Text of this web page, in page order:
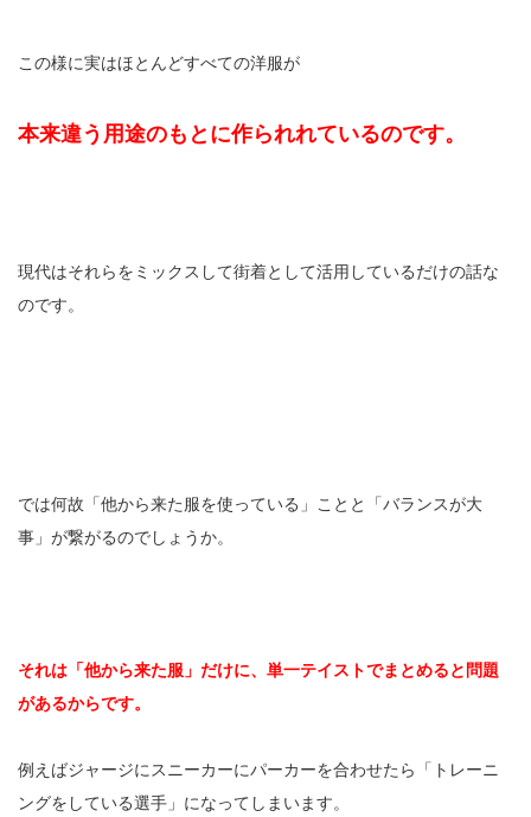
この様に実はほとんどすべての洋服が
本来違う用途のもとに作られれているのです。
現代はそれらをミックスして街着として活用しているだけの話な
のです。
では何故「他から来た服を使っている」ことと「バランスが大
事」が繋がるのでしょうか。
それは「他から来た服」だけに、単一テイストでまとめると問題
があるからです。
例えばジャージにスニーカーにパーカーを合わせたら「トレーニ
ングをしている選手」になってしまいます。